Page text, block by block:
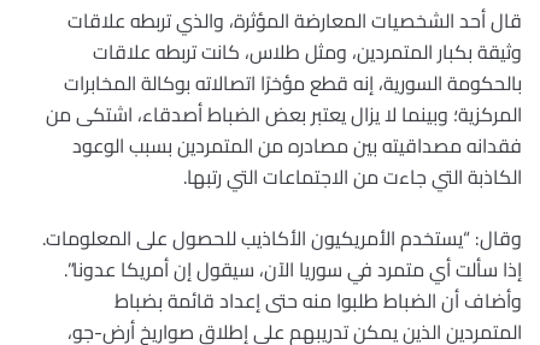
قال أحد الشخصيات المعارضة المؤثرة، والذي تربطه علاقات
وثيقة بكبار المتمردين، ومثل طلاس، كانت تربطه علاقات
بالحكومة السورية، إنه قطع مؤخرًا اتصالاته بوكالة المخابرات
المركزية؛ وبينما لا يزال يعتبر بعض الضباط أصدقاء، اشتكى من
فقدانه مصداقيته بين مصادره من المتمردين بسبب الوعود
الكاذبة التي جاءت من الاجتماعات التي رتبها.
وقال: “يستخدم الأمريكيون الأكاذيب للحصول على المعلومات.
إذا سألت أي متمرد في سوريا الآن، سيقول إن أمريكا عدونا”.
وأضاف أن الضباط طلبوا منه حتى إعداد قائمة بضباط
المتمردين الذين يمكن تدريبهم على إطلاق صواريخ أرض-جو،